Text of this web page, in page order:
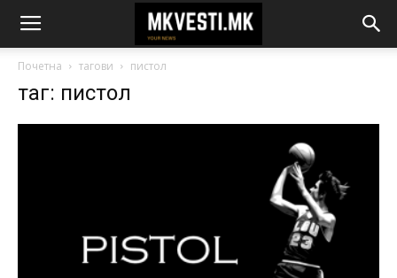
Почетна тагови пистол
таг: пистол